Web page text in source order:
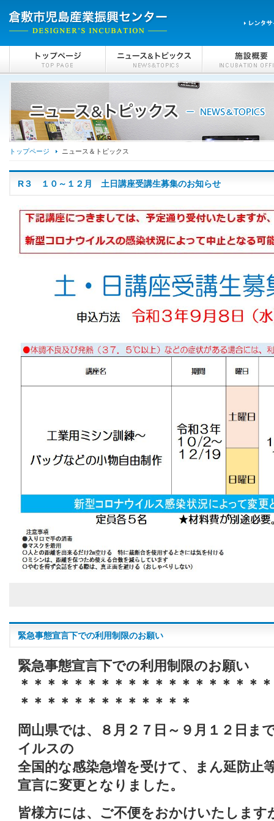
トップページ ニュース＆トピックス
R３ １０～１２月 土日講座受講生募集のお知らせ
緊急事態宣言下での利用制限のお願い
緊急事態宣言下での利用制限のお願い
＊＊＊＊＊＊＊＊＊＊＊＊＊＊＊＊＊＊
＊＊＊＊＊＊＊＊＊＊＊＊＊
岡山県では、８月２７日～９月１２日ま
イルスの
全国的な感染急増を受けて、まん延防止
宣言に変更となりました。
皆様方には、ご不便をおかけいたします